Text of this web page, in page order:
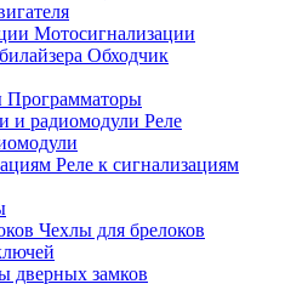
Мотосигнализации
Обходчик
Программаторы
Реле
Реле к сигнализациям
Чехлы для брелоков